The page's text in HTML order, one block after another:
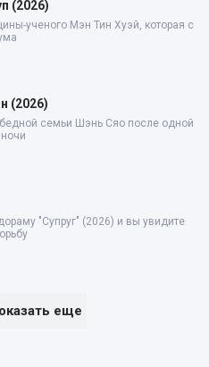
(2026)
ученого Мэн Тин Хуэй, которая с
(2026)
семьи Шэнь Сяо после одной
"Супруг" (2026) и вы увидите
еще